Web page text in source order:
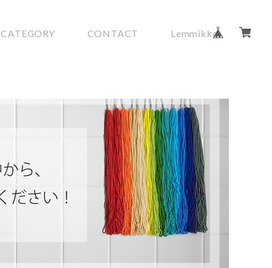
CATEGORY CONTACT Lemmikko